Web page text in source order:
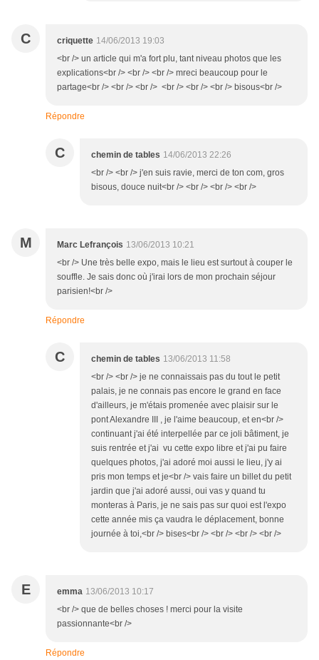
C criquette 14/06/2013 19:03
<br /> un article qui m'a fort plu, tant niveau photos que les
explications<br /> <br /> <br /> mreci beaucoup pour le
partage<br /> <br /> <br /> <br /> <br /> <br /> bisous<br />
Répondre
C chemin de tables 14/06/2013 22:26
<br /> <br /> j'en suis ravie, merci de ton com, gros
bisous, douce nuit<br /> <br /> <br /> <br />
M Marc Lefrançois 13/06/2013 10:21
<br /> Une très belle expo, mais le lieu est surtout à couper le
souffle. Je sais donc où j'irai lors de mon prochain séjour
parisien!<br />
Répondre
C chemin de tables 13/06/2013 11:58
<br /> <br /> je ne connaissais pas du tout le petit
palais, je ne connais pas encore le grand en face
d'ailleurs, je m'étais promenée avec plaisir sur le
pont Alexandre III , je l'aime beaucoup, et en<br />
continuant j'ai été interpellée par ce joli bâtiment, je
suis rentrée et j'ai vu cette expo libre et j'ai pu faire
quelques photos, j'ai adoré moi aussi le lieu, j'y ai
pris mon temps et je<br /> vais faire un billet du petit
jardin que j'ai adoré aussi, oui vas y quand tu
monteras à Paris, je ne sais pas sur quoi est l'expo
cette année mis ça vaudra le déplacement, bonne
journée à toi,<br /> bises<br /> <br /> <br /> <br />
E emma 13/06/2013 10:17
<br /> que de belles choses ! merci pour la visite
passionnante<br />
Répondre